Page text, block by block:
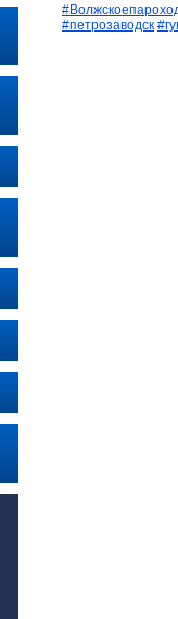
#петрозаводск